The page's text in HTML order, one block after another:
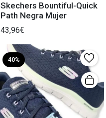
Skechers Bountiful-Quick
Path Negra Mujer
43,96€
40%